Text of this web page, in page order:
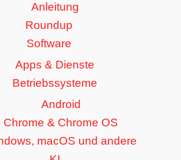
Anleitung
Roundup
Software
Apps & Dienste
Betriebssysteme
Android
Chrome & Chrome OS
macOS und andere